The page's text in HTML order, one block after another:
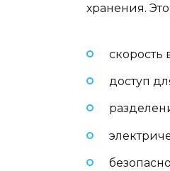
хранения.
скорость
доступ